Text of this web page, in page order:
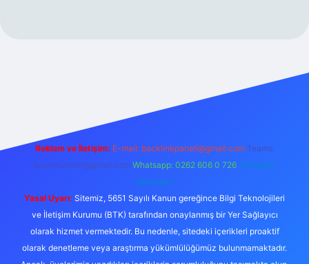
Reklam ve İletişim: E-mail: backlinkpaneli@gmail.com Teams:
forumhizmeti@gmail.com Whatsapp: 0262 606 0 726 Telegram:
@karabul
Yasal Uyarı: Sitemiz, 5651 Sayılı Kanun gereğince Bilgi Teknolojileri
ve İletişim Kurumu (BTK) tarafından onaylanmış bir Yer Sağlayıcı
olarak hizmet vermektedir. Bu nedenle, sitedeki içerikleri proaktif
olarak denetleme veya araştırma yükümlülüğümüz bulunmamaktadır.